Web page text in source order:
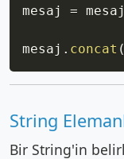
mesaj =
mesaj . concat (
String
Bir String'in